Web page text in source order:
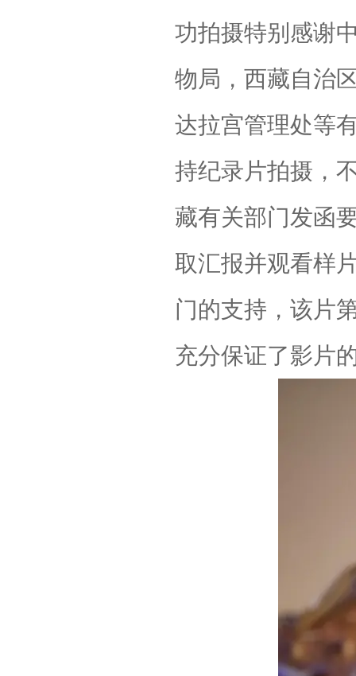
功拍摄特别感谢
物局，西藏自治
达拉宫管理处等
持纪录片拍摄，
藏有关部门发函
取汇报并观看样
门的支持，该片
充分保证了影片